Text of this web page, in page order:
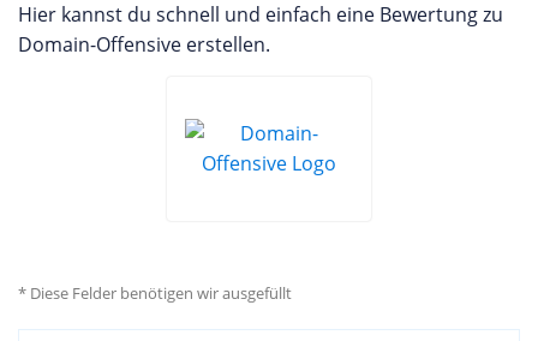
Hier kannst du schnell und einfach eine Bewertung zu
Domain-Offensive erstellen.
* Diese Felder benötigen wir ausgefüllt